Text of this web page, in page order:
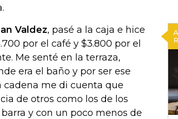
Valdez, pasé a la caja e hice
por el café y $3.800 por el
Me senté en la terraza,
era el baño y por ser ese
me di cuenta que
de otros como los de los
y con un poco menos de